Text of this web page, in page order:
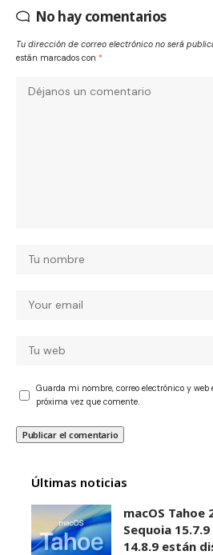
No hay comentarios
Tu dirección de correo electrónico no será
están marcados con *
Guarda mi nombre, correo electrónico y web
próxima vez que comente.
Últimas noticias
macOS Tahoe
Sequoia
14.8.9 están